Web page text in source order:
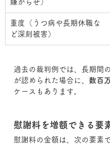
嫌がらせ）
重度（うつ病や長期休職な
ど深刻被害）
過去の裁判例では、長期間
が認められた場合に、数百
ケースもあります。
慰謝料を増額できる要
慰謝料の金額は、次の要素